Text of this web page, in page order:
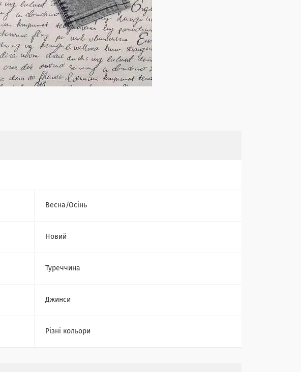
Весна/Осінь
Новий
Туреччина
Джинси
Різні кольори